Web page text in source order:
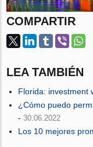
COMPARTIR
LEA TAMBIÉN
Florida: investment
¿Cómo puedo
-30.06.2022
Los 10 mejores